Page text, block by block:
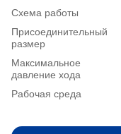
Схема работы
Присоединительный
размер
Максимальное
давление хода
Рабочая среда